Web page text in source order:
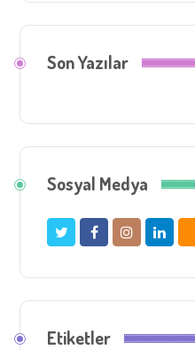
Son Yazılar
Sosyal Medya
Etiketler